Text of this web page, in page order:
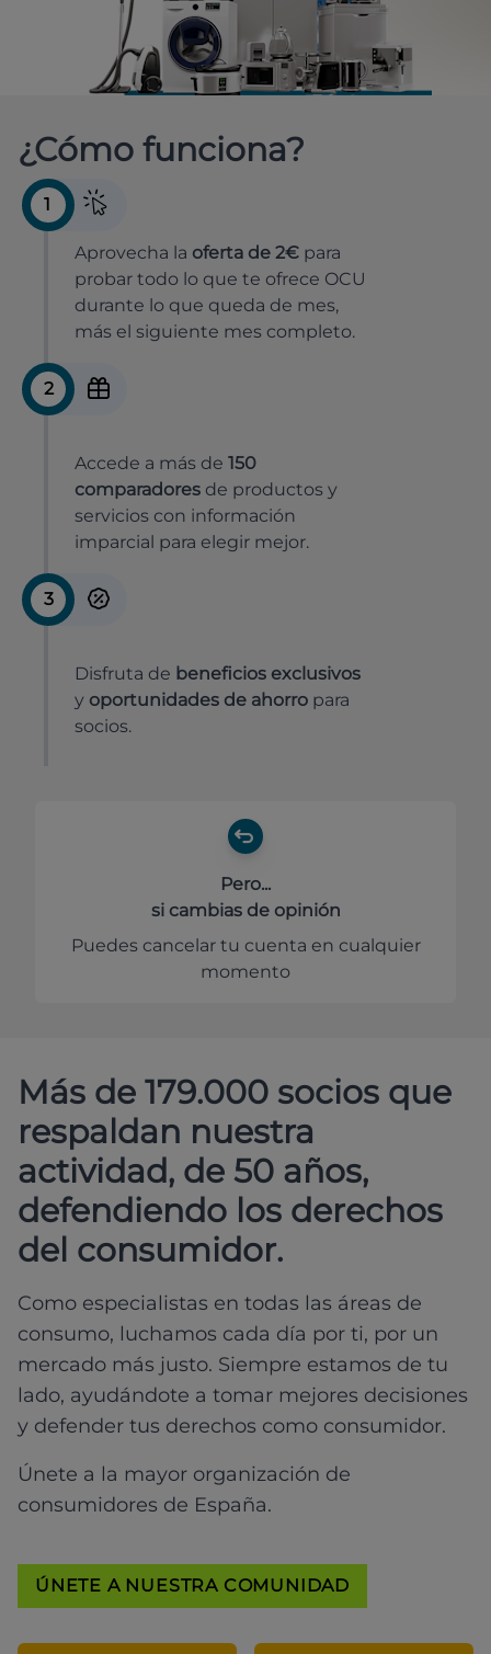
¿Cómo funciona?
1
Aprovecha la oferta de 2€ para
probar todo lo que te ofrece OCU
durante lo que queda de mes,
más el siguiente mes completo.
2
Accede a más de 150
comparadores de productos y
servicios con información
imparcial para elegir mejor.
3
Disfruta de beneficios exclusivos
y oportunidades de ahorro para
socios.
Pero...
si cambias de opinión
Puedes cancelar tu cuenta en cualquier
momento
Más de 179.000 socios que
respaldan nuestra
actividad, de 50 años,
defendiendo los derechos
del consumidor.
Como especialistas en todas las áreas de
consumo, luchamos cada día por ti, por un
mercado más justo. Siempre estamos de tu
lado, ayudándote a tomar mejores decisiones
y defender tus derechos como consumidor.
Únete a la mayor organización de
consumidores de España.
ÚNETE A NUESTRA COMUNIDAD